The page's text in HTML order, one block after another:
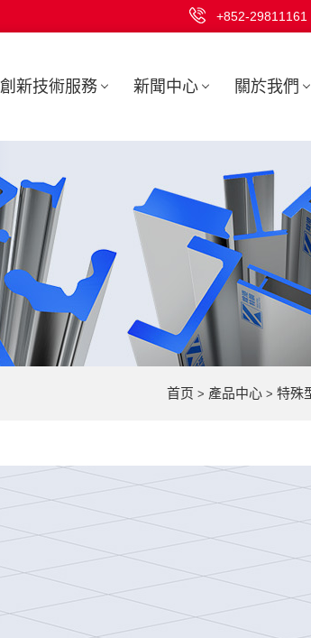
+852-29811161
創新技術服務 新聞中心 關於我們
首页 > 產品中心 > 特殊